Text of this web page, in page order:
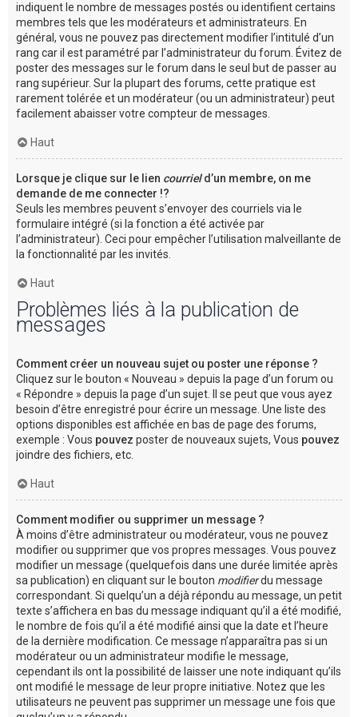
indiquent le nombre de messages postés ou identifient certains
membres tels que les modérateurs et administrateurs. En
général, vous ne pouvez pas directement modifier l’intitulé d’un
rang car il est paramétré par l’administrateur du forum. Évitez de
poster des messages sur le forum dans le seul but de passer au
rang supérieur. Sur la plupart des forums, cette pratique est
rarement tolérée et un modérateur (ou un administrateur) peut
facilement abaisser votre compteur de messages.
Haut
Lorsque je clique sur le lien courrield’un membre, on me
demande de me connecter !?
Seuls les membres peuvent s’envoyer des courriels via le
formulaire intégré (si la fonction a été activée par
l’administrateur). Ceci pour empêcher l’utilisation malveillante de
la fonctionnalité par les invités.
Haut
Problèmes liés à la publication de
messages
Comment créer un nouveau sujet ou poster une réponse ?
Cliquez sur le bouton « Nouveau » depuis la page d’un forum ou
« Répondre » depuis la page d’un sujet. Il se peut que vous ayez
besoin d’être enregistré pour écrire un message. Une liste des
options disponibles est affichée en bas de page des forums,
exemple : Vous pouvez poster de nouveaux sujets, Vous pouvez
joindre des fichiers, etc.
Haut
Comment modifier ou supprimer un message ?
À moins d’être administrateur ou modérateur, vous ne pouvez
modifier ou supprimer que vos propres messages. Vous pouvez
modifier un message (quelquefois dans une durée limitée après
sa publication) en cliquant sur le bouton modifierdu message
correspondant. Si quelqu’un a déjà répondu au message, un petit
texte s’affichera en bas du message indiquant qu’il a été modifié,
le nombre de fois qu’il a été modifié ainsi que la date et l’heure
de la dernière modification. Ce message n’apparaîtra pas si un
modérateur ou un administrateur modifie le message,
cependant ils ont la possibilité de laisser une note indiquant qu’ils
ont modifié le message de leur propre initiative. Notez que les
utilisateurs ne peuvent pas supprimer un message une fois que